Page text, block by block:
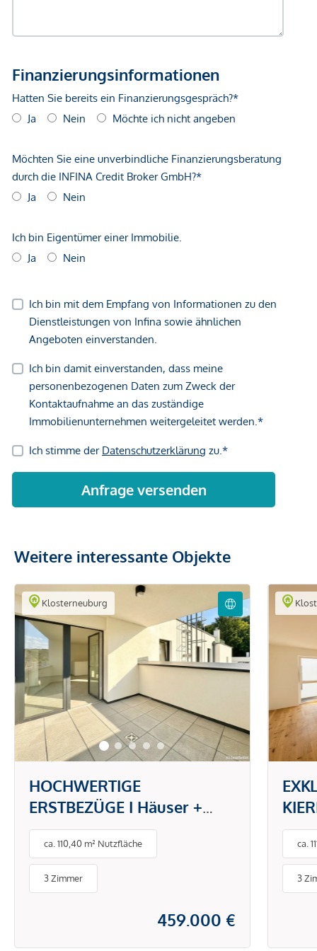
Weitere interessante Objekte
Klosterneuburg
HOCHWERTIGE
ERSTBEZÜGE I Häuser +
Wohnungen I TOP-
Ausstattung I
Vollunterkellerung I
Privater Zugang zum
Kierlingbach I Eigengrund
ca. 110,40 m² Nutzfläche
3 Zimmer
459.000 €
ca.
3